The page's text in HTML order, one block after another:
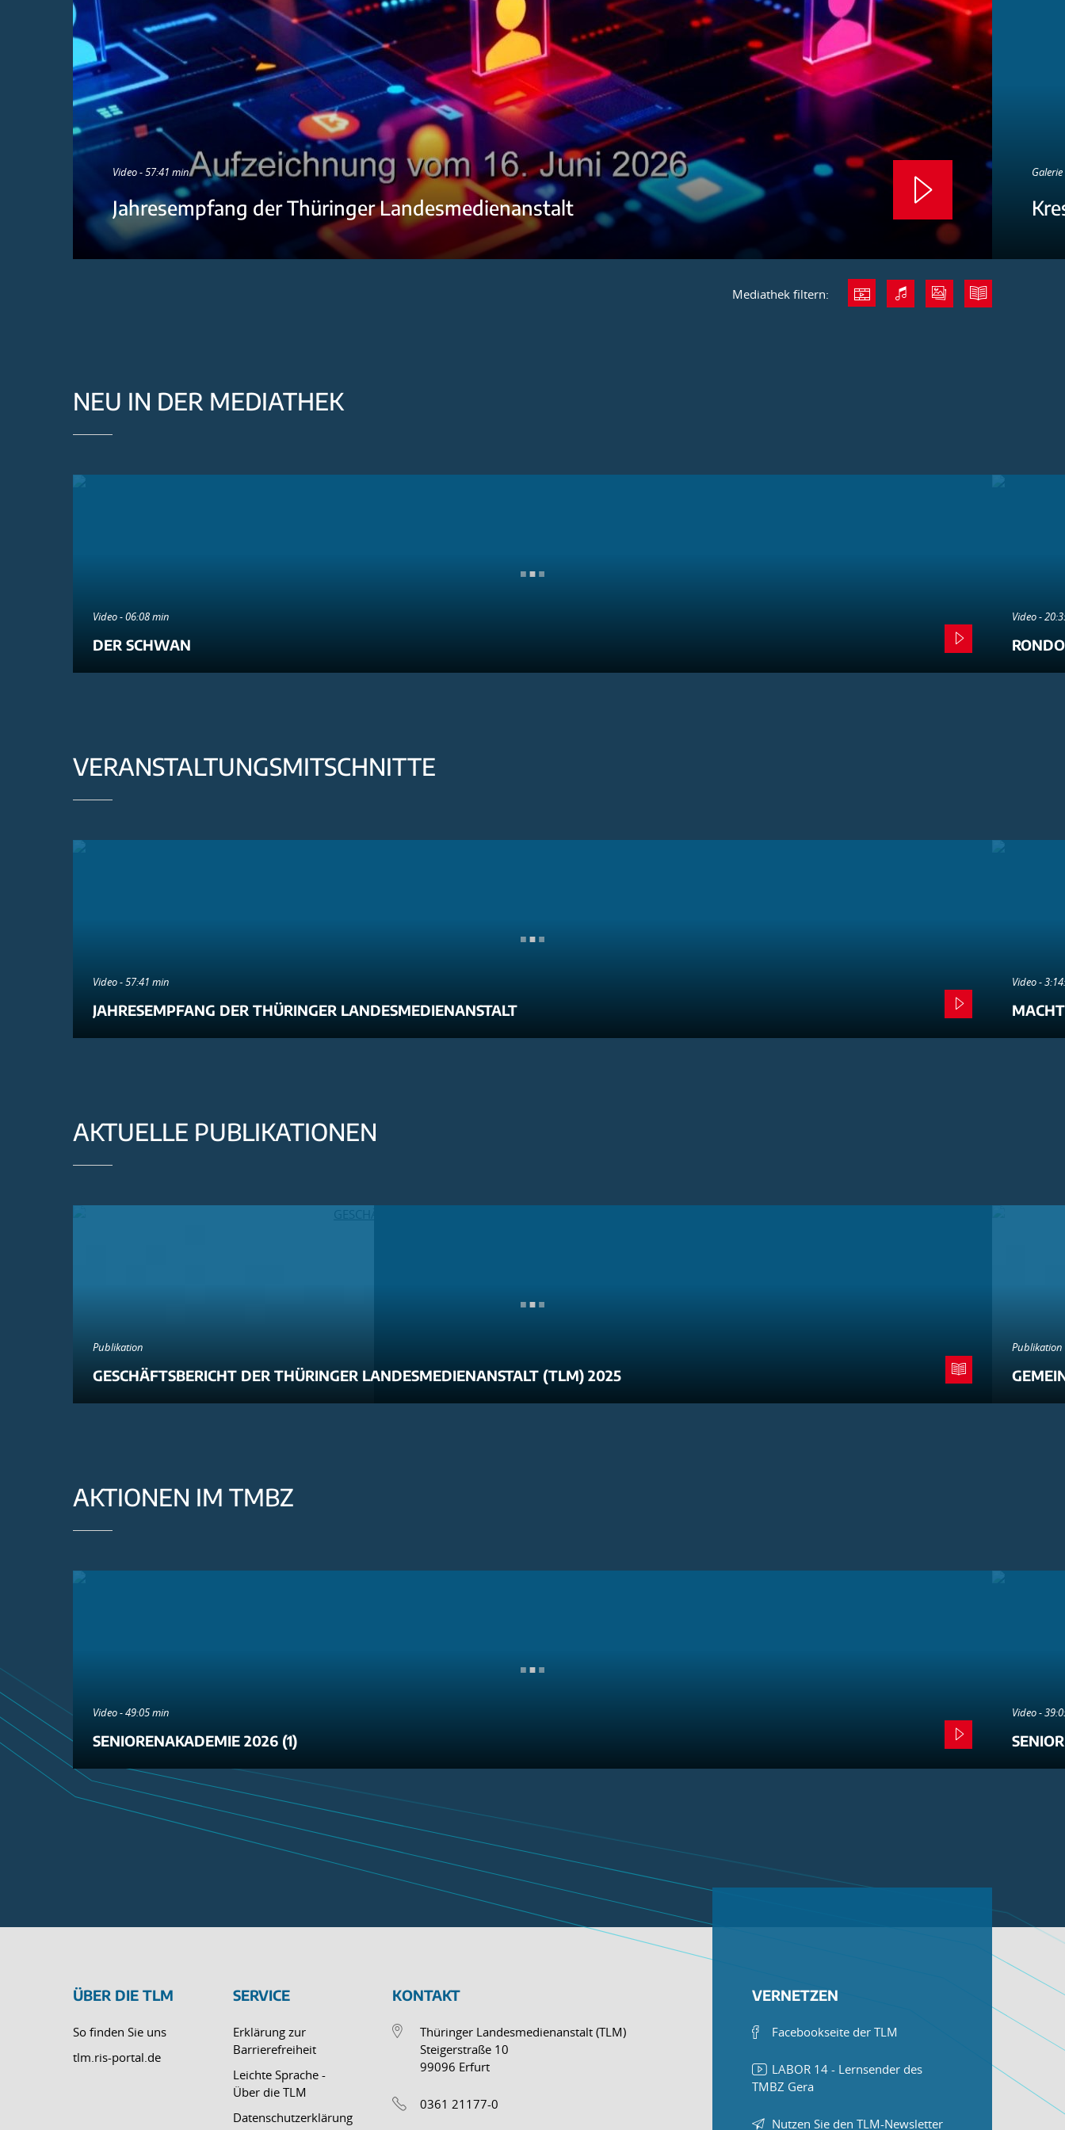
Video - 57:41 min
Jahresempfang der Thüringer Landesmedienanstalt
Mediathek filtern:
NEU IN DER MEDIATHEK
Video - 06:08 min
DER SCHWAN
Video -
VERANSTALTUNGSMITSCHNITTE
Video - 57:41 min
JAHRESEMPFANG DER THÜRINGER LANDESMEDIENANSTALT
Video -
AKTUELLE PUBLIKATIONEN
Publikation
GESCHÄFTSBERICHT DER THÜRINGER LANDESMEDIENANSTALT (TLM) 2025
Publikation
AKTIONEN IM TMBZ
Video - 49:05 min
SENIORENAKADEMIE 2026 (1)
Video -
ÜBER DIE TLM
So finden Sie uns
tlm.ris-portal.de
SERVICE
Erklärung zur
Barrierefreiheit
Leichte Sprache -
Über die TLM
Datenschutzerklärung
KONTAKT
Thüringer Landesmedienanstalt (TLM)
Steigerstraße 10
99096 Erfurt
0361 21177-0
VERNETZEN
Facebookseite der TLM
LABOR 14 - Lernsender des
TMBZ Gera
Nutzen Sie den TLM-Newsletter